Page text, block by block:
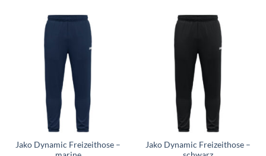
Jako Dynamic Freizeithose –
Jako Dynamic Freizeithose –